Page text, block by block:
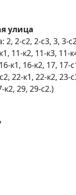
улица
2, 2-с2, 2-с3, 3, 3-
11-к2, 11-к3, 11-
к1, 16-к2, 17, 17-
22-к1, 22-к2, 23-
к2, 29, 29-с2.)